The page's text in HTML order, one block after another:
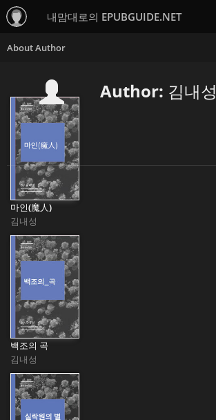
내맘대로의 EPUBGUIDE.NET
Author: 김내성
마인(魔人)
김내성
백조의 곡
김내성